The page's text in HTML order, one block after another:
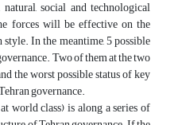
social and technological
forces will be effective on the
In the meantime, 5 possible
Two of them at the two
the worst possible status of key
governance.
world class) is along a series of